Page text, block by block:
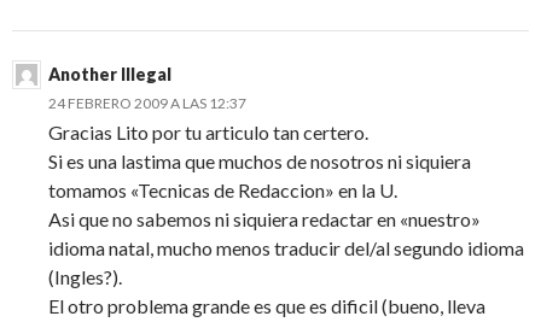
Another Illegal
24 FEBRERO 2009 A LAS 12:37
Gracias Lito por tu articulo tan certero.
Si es una lastima que muchos de nosotros ni siquiera
tomamos «Tecnicas de Redaccion» en la U.
Asi que no sabemos ni siquiera redactar en «nuestro»
idioma natal, mucho menos traducir del/al segundo idioma
(Ingles?).
El otro problema grande es que es dificil (bueno, lleva